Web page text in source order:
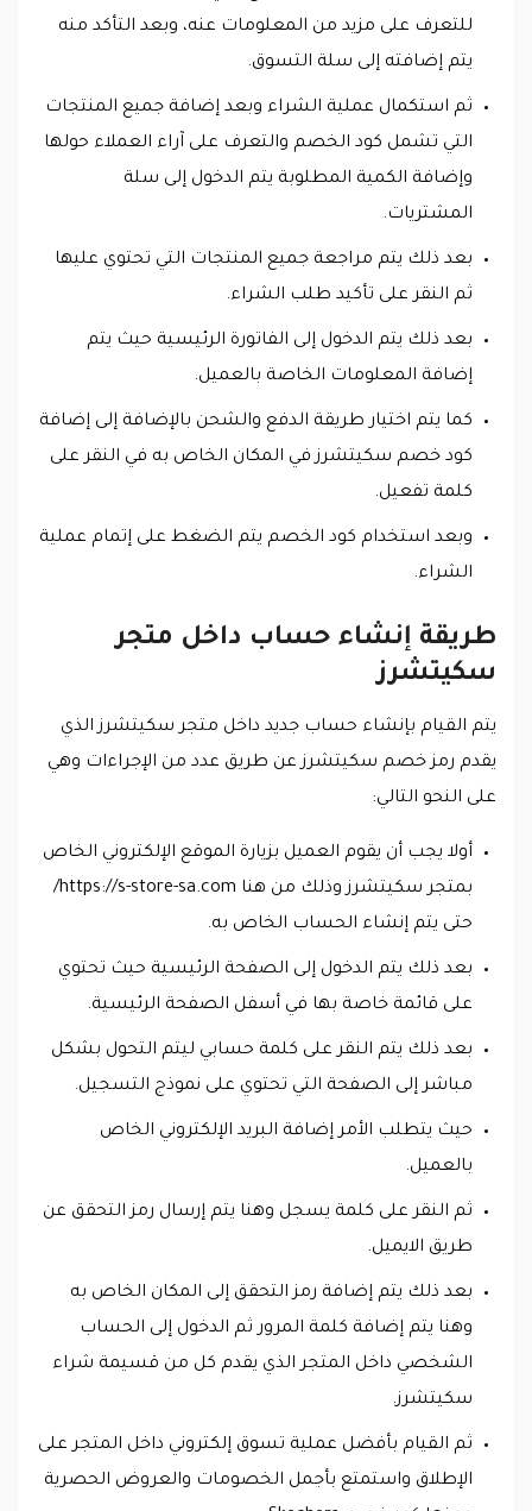
للتعرف على مزيد من المعلومات عنه، وبعد التأكد منه
يتم إضافته إلى سلة التسوق.
ثم استكمال عملية الشراء وبعد إضافة جميع المنتجات
التي تشمل كود الخصم والتعرف على آراء العملاء حولها
وإضافة الكمية المطلوبة يتم الدخول إلى سلة
المشتريات.
بعد ذلك يتم مراجعة جميع المنتجات التي تحتوي عليها
ثم النقر على تأكيد طلب الشراء.
بعد ذلك يتم الدخول إلى الفاتورة الرئيسية حيث يتم
إضافة المعلومات الخاصة بالعميل.
كما يتم اختيار طريقة الدفع والشحن بالإضافة إلى إضافة
كود خصم سكيتشرز في المكان الخاص به في النقر على
كلمة تفعيل.
وبعد استخدام كود الخصم يتم الضغط على إتمام عملية
الشراء.
طريقة إنشاء حساب داخل متجر
سكيتشرز
يتم القيام بإنشاء حساب جديد داخل متجر سكيتشرز الذي
يقدم رمز خصم سكيتشرز عن طريق عدد من الإجراءات وهي
على النحو التالي:
أولا يجب أن يقوم العميل بزيارة الموقع الإلكتروني الخاص
بمتجر سكيتشرز وذلك من هنا https://s-store-sa.com/
حتى يتم إنشاء الحساب الخاص به.
بعد ذلك يتم الدخول إلى الصفحة الرئيسية حيث تحتوي
على قائمة خاصة بها في أسفل الصفحة الرئيسية.
بعد ذلك يتم النقر على كلمة حسابي ليتم التحول بشكل
مباشر إلى الصفحة التي تحتوي على نموذج التسجيل.
حيث يتطلب الأمر إضافة البريد الإلكتروني الخاص
بالعميل.
ثم النقر على كلمة يسجل وهنا يتم إرسال رمز التحقق عن
طريق الايميل.
بعد ذلك يتم إضافة رمز التحقق إلى المكان الخاص به
وهنا يتم إضافة كلمة المرور ثم الدخول إلى الحساب
الشخصي داخل المتجر الذي يقدم كل من قسيمة شراء
سكيتشرز.
ثم القيام بأفضل عملية تسوق إلكتروني داخل المتجر على
الإطلاق واستمتع بأجمل الخصومات والعروض الحصرية